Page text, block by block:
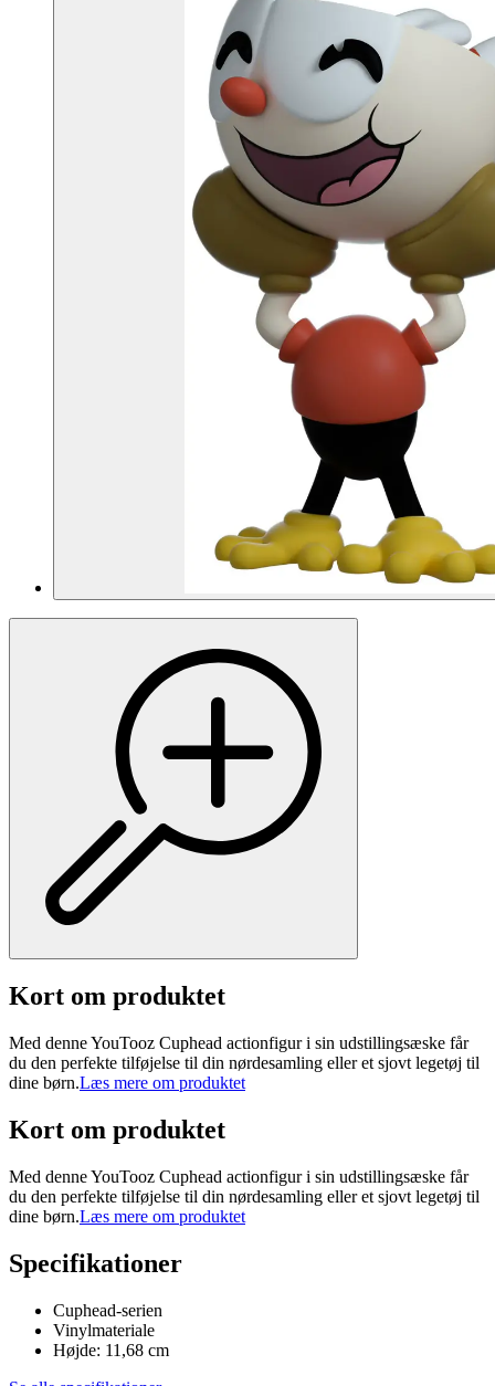
Kort om produktet
Med denne YouTooz Cuphead actionfigur i sin udstillingsæske får
du den perfekte tilføjelse til din nørdesamling eller et sjovt legetøj til
dine børn.Læs mere om produktet
Kort om produktet
Med denne YouTooz Cuphead actionfigur i sin udstillingsæske får
du den perfekte tilføjelse til din nørdesamling eller et sjovt legetøj til
dine børn.Læs mere om produktet
Specifikationer
Cuphead-serien
Vinylmateriale
Højde: 11,68 cm